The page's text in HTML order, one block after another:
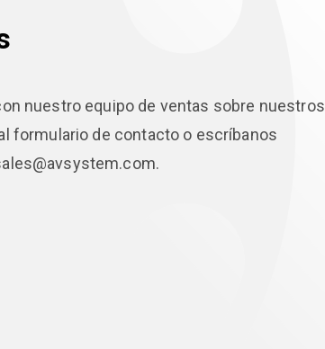
nuestro equipo de ventas sobre nuestros
formulario de contacto o escríbanos